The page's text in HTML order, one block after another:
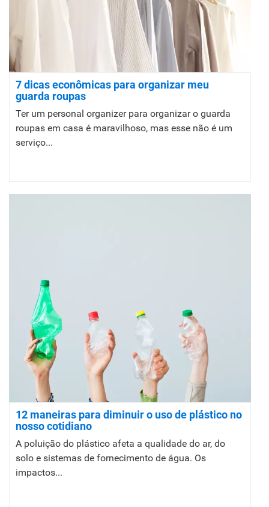
7 dicas econômicas para organizar meu
guarda roupas
Ter um personal organizer para organizar o guarda
roupas em casa é maravilhoso, mas esse não é um
serviço...
12 maneiras para diminuir o uso de plástico no
nosso cotidiano
A poluição do plástico afeta a qualidade do ar, do
solo e sistemas de fornecimento de água. Os
impactos...